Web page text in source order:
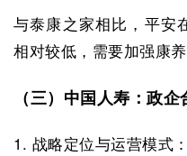
与泰康之家相比，平安
相对较低，需要加强康
（三）中国人寿：政
1. 战略定位与运营模式：